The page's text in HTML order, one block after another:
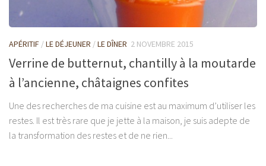
APÉRITIF /LE DÉJEUNER /LE DÎNER 2 NOVEMBRE 2015
Verrine de butternut, chantilly à la moutarde
à l’ancienne, châtaignes confites
Une des recherches de ma cuisine est au maximum d’utiliser les
restes. Il est très rare que je jette à la maison, je suis adepte de
la transformation des restes et de ne rien...